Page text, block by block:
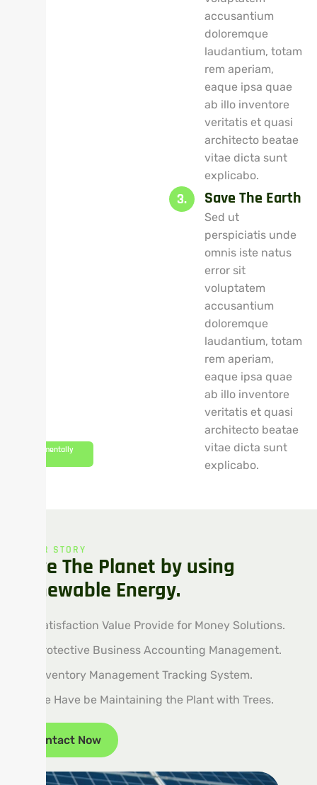
Environmentally
accusantium
doloremque
laudantium, totam
rem aperiam,
eaque ipsa quae
ab illo inventore
veritatis et quasi
architecto beatae
vitae dicta sunt
explicabo.
3. Save The Earth
Sed ut
perspiciatis unde
omnis iste natus
error sit
voluptatem
accusantium
doloremque
laudantium, totam
rem aperiam,
eaque ipsa quae
ab illo inventore
veritatis et quasi
architecto beatae
vitae dicta sunt
explicabo.
OUR STORY
ve The Planet by using
newable Energy.
Satisfaction Value Provide for Money Solutions.
Protective Business Accounting Management.
Inventory Management Tracking System.
We Have be Maintaining the Plant with Trees.
Contact Now